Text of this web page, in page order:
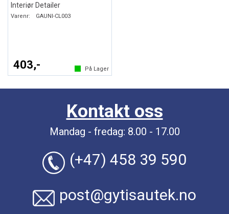
Interiør Detailer
Varenr: GAUNI-CL003
403,- På Lager
Kontakt oss
Mandag - fredag: 8.00 - 17.00
(+47) 458 39 590
post@gytisautek.no